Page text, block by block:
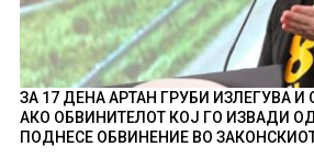
ЗА 17 ДЕНА АРТАН ГРУБИ ИЗЛЕГУВА
АКО ОБВИНИТЕЛОТ КОЈ ГО ИЗВАДИ
ПОДНЕСЕ ОБВИНЕНИЕ ВО